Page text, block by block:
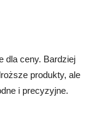
dla ceny. Bardziej
produkty, ale
i precyzyjne.